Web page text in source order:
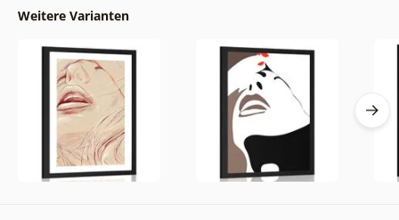
Weitere Varianten